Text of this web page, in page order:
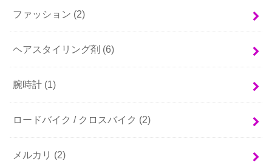
ファッション (2)
ヘアスタイリング剤 (6)
腕時計 (1)
ロードバイク / クロスバイク (2)
メルカリ (2)